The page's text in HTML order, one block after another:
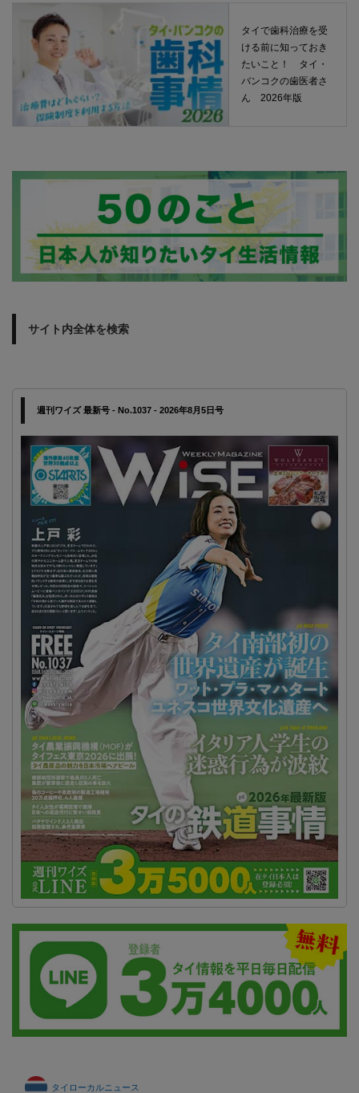
タイで歯科治療を受
ける前に知っておき
たいこと！ タイ・
バンコクの歯医者さ
ん 2026年版
サイト内全体を検索
週刊ワイズ 最新号 - No.1037 - 2026年8月5日号
タイローカルニュース